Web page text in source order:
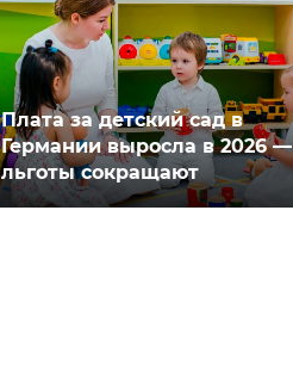
Плата за детский сад в
Германии выросла в 2026 —
льготы сокращают